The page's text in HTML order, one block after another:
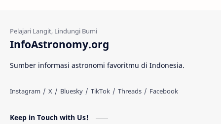
Gerhana Matahari
InfoAstronomy.org
Sumber informasi astronomi favoritmu di Indonesia.
Keep in Touch with Us!